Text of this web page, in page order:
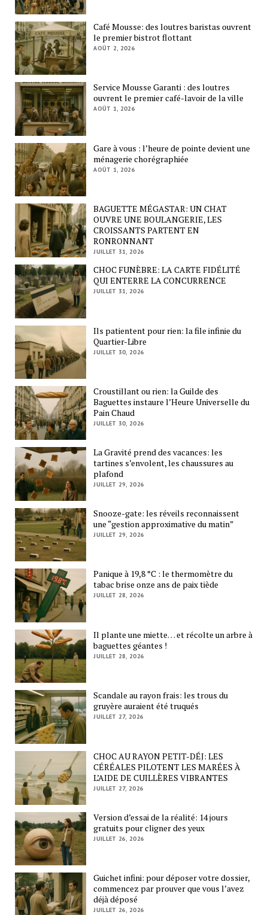
Café Mousse: des loutres baristas ouvrent
le premier bistrot flottant
AOÛT 2, 2026
Service Mousse Garanti : des loutres
ouvrent le premier café-lavoir de la ville
AOÛT 1, 2026
Gare à vous : l’heure de pointe devient une
ménagerie chorégraphiée
AOÛT 1, 2026
BAGUETTE MÉGASTAR: UN CHAT
OUVRE UNE BOULANGERIE, LES
CROISSANTS PARTENT EN
RONRONNANT
JUILLET 31, 2026
CHOC FUNÈBRE: LA CARTE FIDÉLITÉ
QUI ENTERRE LA CONCURRENCE
JUILLET 31, 2026
Ils patientent pour rien: la file infinie du
Quartier-Libre
JUILLET 30, 2026
Croustillant ou rien: la Guilde des
Baguettes instaure l’Heure Universelle du
Pain Chaud
JUILLET 30, 2026
La Gravité prend des vacances: les
tartines s’envolent, les chaussures au
plafond
JUILLET 29, 2026
Snooze-gate: les réveils reconnaissent
une “gestion approximative du matin”
JUILLET 29, 2026
Panique à 19,8 °C : le thermomètre du
tabac brise onze ans de paix tiède
JUILLET 28, 2026
Il plante une miette… et récolte un arbre à
baguettes géantes !
JUILLET 28, 2026
Scandale au rayon frais: les trous du
gruyère auraient été truqués
JUILLET 27, 2026
CHOC AU RAYON PETIT-DÉJ: LES
CÉRÉALES PILOTENT LES MARÉES À
L’AIDE DE CUILLÈRES VIBRANTES
JUILLET 27, 2026
Version d’essai de la réalité: 14 jours
gratuits pour cligner des yeux
JUILLET 26, 2026
Guichet infini: pour déposer votre dossier,
commencez par prouver que vous l’avez
déjà déposé
JUILLET 26, 2026